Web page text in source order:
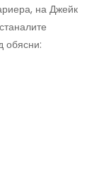
на Джейк
обясни: